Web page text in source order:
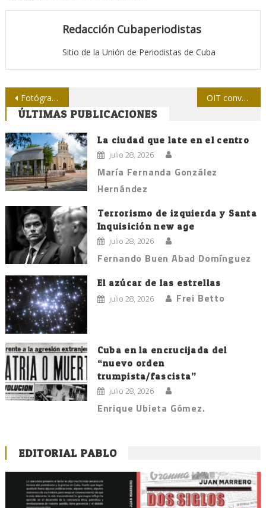
Redacción Cubaperiodistas
Sitio de la Unión de Periodistas de Cuba
Navegación
de
entradas
Fotógrafo norteamericano Peter Turnley expondrá en Cuba OIT convoca a concurso sobre cobertura de migración internacional
ÚLTIMAS PUBLICACIONES
La ciudad que late en el centro
julio 28, 2026
María Fernanda González
Hernández
Terrorismo de izquierda y Santa
Inquisición new age
julio 28, 2026
Fernando Buen Abad Domínguez
El azúcar de las estrellas
julio 28, 2026 Frei Betto
Cuba en la encrucijada del
“nuevo orden
trumpista/fascista”
julio 28, 2026
Enrique Ubieta Gómez.
EDITORIAL PABLO